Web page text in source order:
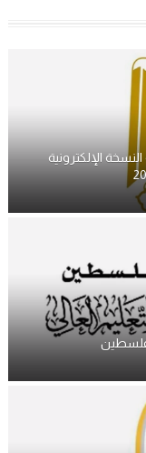
الإلكترونية